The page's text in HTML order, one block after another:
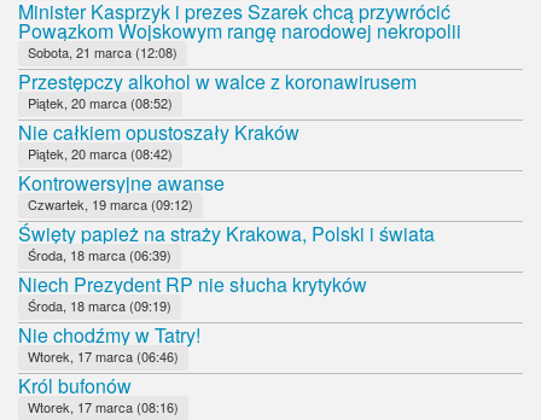
Minister Kasprzyk i prezes Szarek chcą przywrócić
Powązkom Wojskowym rangę narodowej nekropolii
Sobota, 21 marca (12:08)
Przestępczy alkohol w walce z koronawirusem
Piątek, 20 marca (08:52)
Nie całkiem opustoszały Kraków
Piątek, 20 marca (08:42)
Kontrowersyjne awanse
Czwartek, 19 marca (09:12)
Święty papież na straży Krakowa, Polski i świata
Środa, 18 marca (06:39)
Niech Prezydent RP nie słucha krytyków
Środa, 18 marca (09:19)
Nie chodźmy w Tatry!
Wtorek, 17 marca (06:46)
Król bufonów
Wtorek, 17 marca (08:16)